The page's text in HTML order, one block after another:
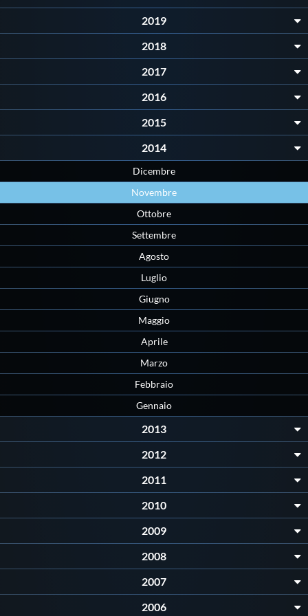
Intranet
2019
2018
2017
2016
2015
2014
Dicembre
Novembre
Ottobre
Settembre
Agosto
Luglio
Giugno
Maggio
Aprile
Marzo
Febbraio
Gennaio
2013
2012
2011
2010
2009
2008
2007
2006